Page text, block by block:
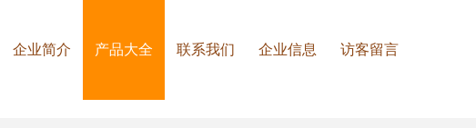
企业简介 产品大全 联系我们 企业信息 访客留言